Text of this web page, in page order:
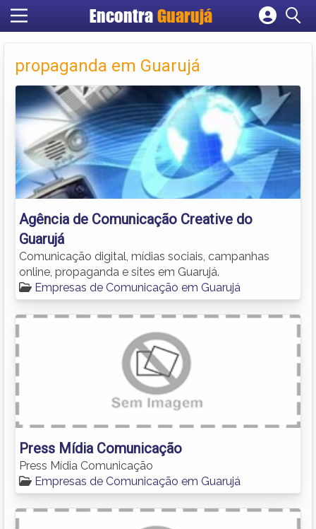
Encontra Guarujá
Cadastrar empresa
Criar conta
propaganda em Guarujá
Agência de Comunicação Creative do
Guarujá
Comunicação digital, mídias sociais, campanhas
online, propaganda e sites em Guarujá.
Empresas de Comunicação em Guarujá
Press Mídia Comunicação
Press Mídia Comunicação
Empresas de Comunicação em Guarujá